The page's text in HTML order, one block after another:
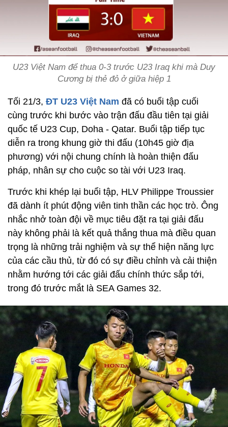
U23 Việt Nam để thua 0-3 trước U23 Iraq khi mà Duy
Cương bị thẻ đỏ ở giữa hiệp 1
Tối 21/3, ĐT U23 Việt Nam đã có buổi tập cuối
cùng trước khi bước vào trận đấu đầu tiên tại giải
quốc tế U23 Cup, Doha - Qatar. Buổi tập tiếp tục
diễn ra trong khung giờ thi đấu (10h45 giờ địa
phương) với nội chung chính là hoàn thiện đấu
pháp, nhân sự cho cuộc so tài với U23 Iraq.
Trước khi khép lại buổi tập, HLV Philippe Troussier
đã dành ít phút động viên tinh thần các học trò. Ông
nhắc nhở toàn đội về mục tiêu đặt ra tại giải đấu
này không phải là kết quả thắng thua mà điều quan
trọng là những trải nghiệm và sự thể hiện năng lực
của các cầu thủ, từ đó có sự điều chỉnh và cải thiện
nhằm hướng tới các giải đấu chính thức sắp tới,
trong đó trước mắt là SEA Games 32.